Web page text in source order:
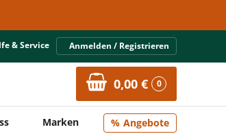
& Service Anmelden / Registrieren
0,00 € 0
Marken Angebote